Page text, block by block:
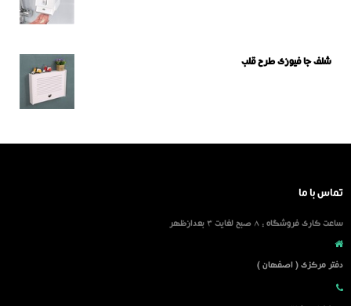
شلف جا فیوزی طرح قلب
تماس با ما
ساعت کاری فروشگاه : 8 صبح لغایت 3 بعدازظهر
دفتر مرکزی ( اصفهان )